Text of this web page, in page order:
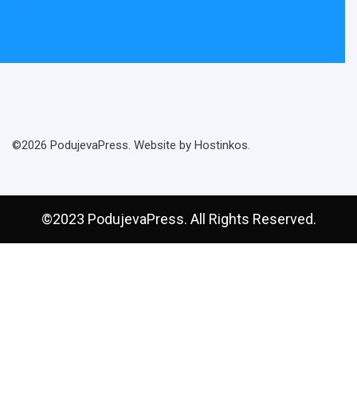
©2026 PodujevaPress. Website by Hostinkos.
©2023 PodujevaPress. All Rights Reserved.